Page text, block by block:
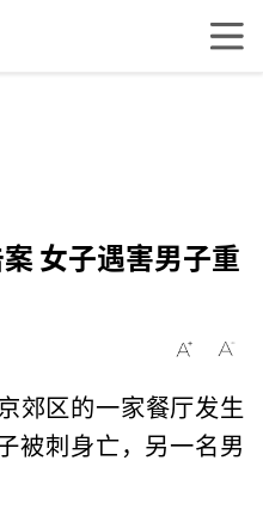
女子遇害男子重
郊区的一家餐厅发生
被刺身亡，另一名男